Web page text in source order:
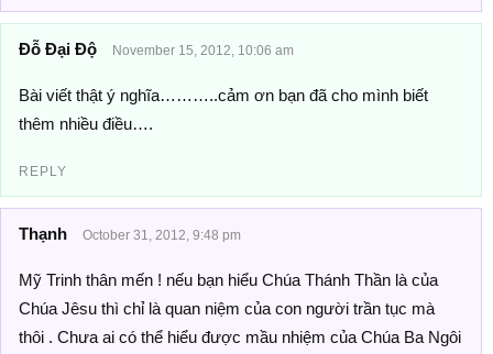
Đỗ Đại Độ November 15, 2012, 10:06 am
Bài viết thật ý nghĩa………..cảm ơn bạn đã cho mình biết
thêm nhiều điều….
REPLY
Thạnh October 31, 2012, 9:48 pm
Mỹ Trinh thân mến ! nếu bạn hiểu Chúa Thánh Thần là của
Chúa Jêsu thì chỉ là quan niệm của con người trần tục mà
thôi . Chưa ai có thể hiểu được mầu nhiệm của Chúa Ba Ngôi